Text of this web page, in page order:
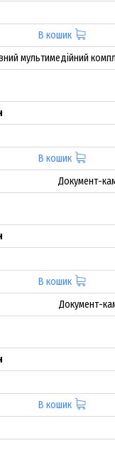
В кошик
мультимедійний
В кошик
Документ-
В кошик
Документ-
В кошик